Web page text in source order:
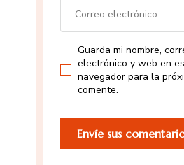
Guarda mi nombre,
electrónico y web en
navegador para la
comente.